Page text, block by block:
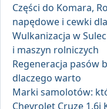
Części do Komara,
napędowe i cewki
Wulkanizacja w
i maszyn rolniczych
Regeneracja pasów
dlaczego warto
Marki samolotów:
Chevrolet Cruze